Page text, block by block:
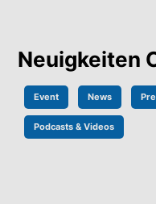
Neuigkeiten
Event News
Podcasts & Videos